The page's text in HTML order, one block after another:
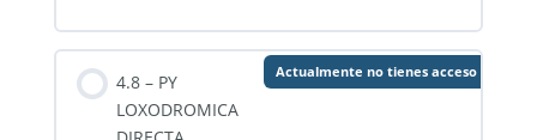
4.8 – PY
LOXODROMICA
Actualmente no tienes acceso a este